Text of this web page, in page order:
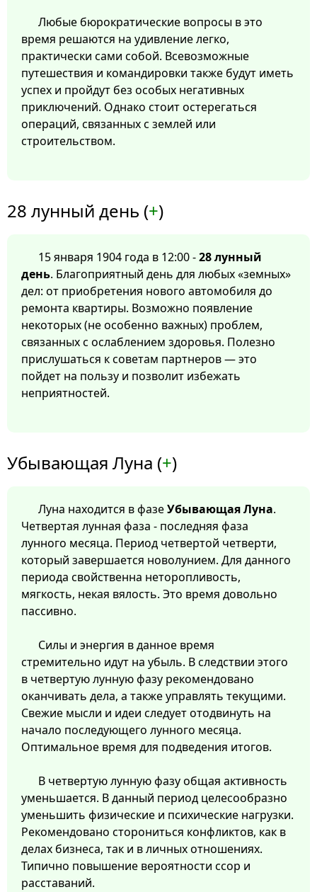
Любые бюрократические вопросы в это
время решаются на удивление легко,
практически сами собой. Всевозможные
путешествия и командировки также будут иметь
успех и пройдут без особых негативных
приключений. Однако стоит остерегаться
операций, связанных с землей или
строительством.
28 лунный день (+)
15 января 1904 года в 12:00 -28 лунный
день. Благоприятный день для любых «земных»
дел: от приобретения нового автомобиля до
ремонта квартиры. Возможно появление
некоторых (не особенно важных) проблем,
связанных с ослаблением здоровья. Полезно
прислушаться к советам партнеров — это
пойдет на пользу и позволит избежать
неприятностей.
Убывающая Луна (+)
Луна находится в фазеУбывающая Луна.
Четвертая лунная фаза - последняя фаза
лунного месяца. Период четвертой четверти,
который завершается новолунием. Для данного
периода свойственна неторопливость,
мягкость, некая вялость. Это время довольно
пассивно.
Силы и энергия в данное время
стремительно идут на убыль. В следствии этого
в четвертую лунную фазу рекомендовано
оканчивать дела, а также управлять текущими.
Свежие мысли и идеи следует отодвинуть на
начало последующего лунного месяца.
Оптимальное время для подведения итогов.
В четвертую лунную фазу общая активность
уменьшается. В данный период целесообразно
уменьшить физические и психические нагрузки.
Рекомендовано сторониться конфликтов, как в
делах бизнеса, так и в личных отношениях.
Типично повышение вероятности ссор и
расставаний.